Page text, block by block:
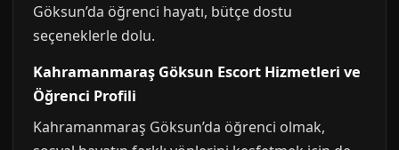
Göksun’da öğrenci hayatı, bütçe dostu
seçeneklerle dolu.
Kahramanmaraş Göksun Escort Hizmetleri ve
Öğrenci Profili
Kahramanmaraş Göksun’da öğrenci olmak,